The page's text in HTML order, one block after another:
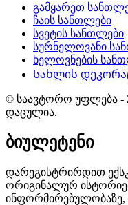
გამყარეთ
ჩაის სანთლები
სვეტის სანთლები
სურნელოვანი
ხელოვნების
Სახლის
© საავტორო უფლება -
დაცულია.
ბიულეტენი
დარეგისტრირდით
ორიგინალურ
ინფორმირებულობაზე,